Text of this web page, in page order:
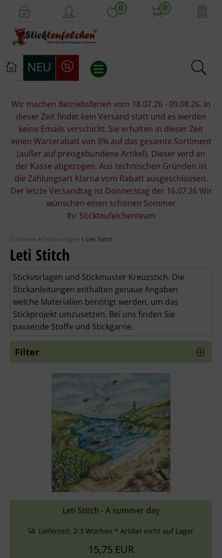
0 0
NEU
Stickpackungen
Stickgarne
Stoffe
Mill Hill Beads
Wolle
Stricknadeln
Knüpfpackungen
Ausverkauf
Wir machen Betriebsferien vom 18.07.26 - 09.08.26. In
dieser Zeit findet kein Versand statt und es werden
keine Emails verschickt. Sie erhalten in dieser Zeit
einen Warterabatt von 8% auf das gesamte Sortiment
(außer auf preisgebundene Artikel). Dieser wird an
der Kasse abgezogen. Aus technischen Gründen ist
die Zahlungsart Klarna vom Rabatt ausgeschlossen.
Der letzte Versandtag ist Donnerstag der 16.07.26 Wir
wünschen einen schönen Sommer
Ihr Stickteufelchenteam
Startseite » Stickvorlagen » Leti Stitch
Leti Stitch
Stickvorlagen und Stickmuster Kreuzstich. Die
Stickanleitungen enthalten genaue Angaben
welche Materialien benötigt werden, um das
Stickprojekt umzusetzen. Bei uns finden Sie
passende Stoffe und Stickgarne.
Filter
Leti Stitch - A summer day
Lieferzeit: 2-3 Wochen * Artikel nicht auf Lager
15,75 EUR